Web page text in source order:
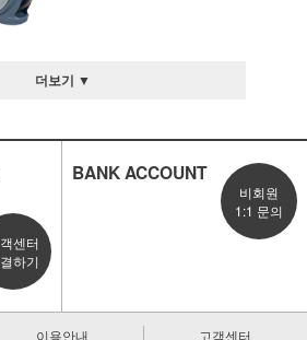
더보기 ▼
센터
하기
BANK ACCOUNT
비회원
1:1 문의
이용안내 고객센터